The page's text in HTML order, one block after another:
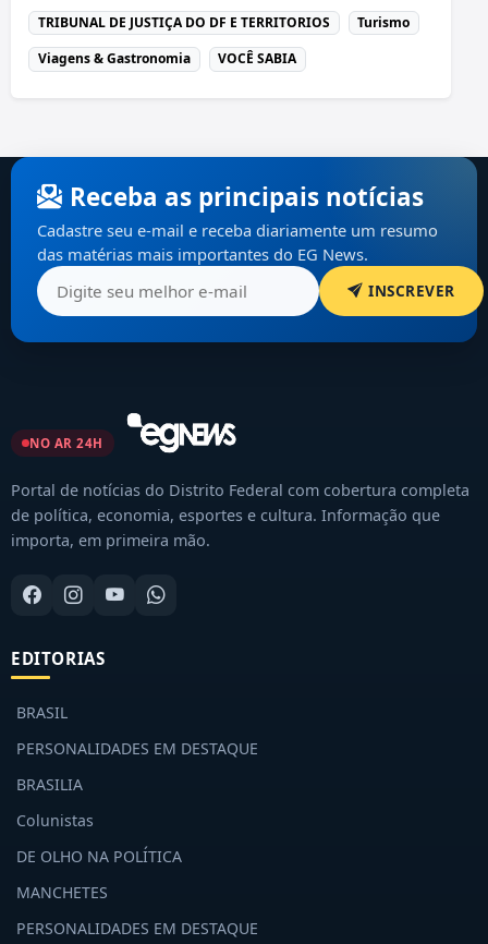
TRIBUNAL DE JUSTIÇA DO DF E TERRITORIOS
Turismo
Viagens & Gastronomia
VOCÊ SABIA
Receba as principais notícias
Cadastre seu e-mail e receba diariamente um resumo
das matérias mais importantes do EG News.
INSCREVER
NO AR 24H
Portal de notícias do Distrito Federal com cobertura completa
de política, economia, esportes e cultura. Informação que
importa, em primeira mão.
EDITORIAS
BRASIL
PERSONALIDADES EM DESTAQUE
BRASILIA
Colunistas
DE OLHO NA POLÍTICA
MANCHETES
PERSONALIDADES EM DESTAQUE